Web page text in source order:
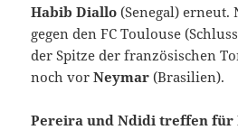
Habib Diallo (Senegal) erneut.
gegen den FC Toulouse
der Spitze der französischen
noch vorNeymar (Brasilien).
Pereira und Ndidi treffen für